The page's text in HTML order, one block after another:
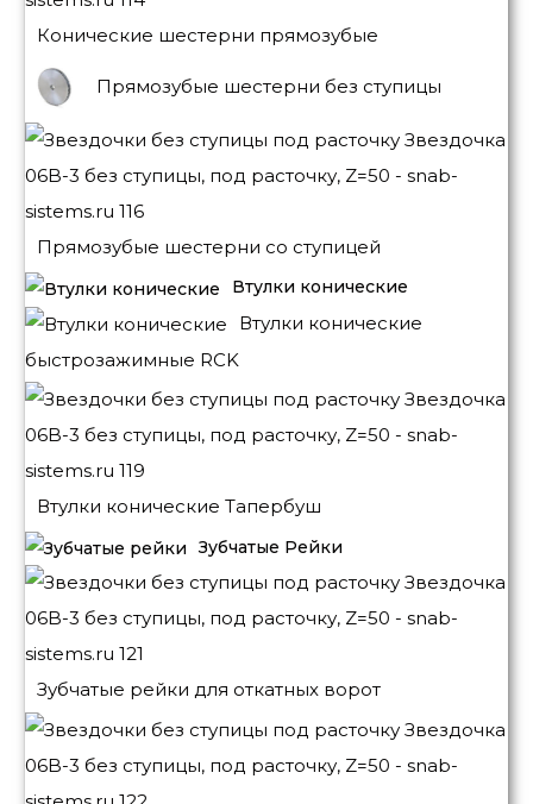
Конические шестерни прямозубые
Прямозубые шестерни без ступицы
Прямозубые шестерни со ступицей
Втулки конические
Втулки конические
быстрозажимные RCK
Втулки конические Тапербуш
Зубчатые Рейки
Зубчатые рейки для откатных ворот